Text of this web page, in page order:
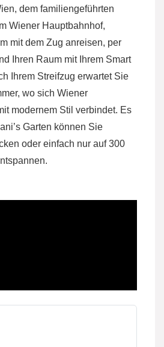
dem familiengeführten
Wiener Hauptbahnhof,
mit dem Zug anreisen, per
Ihren Raum mit Ihrem Smart
Ihrem Streifzug erwartet Sie
wo sich Wiener
modernem Stil verbindet. Es
Garten können Sie
oder einfach nur auf 300